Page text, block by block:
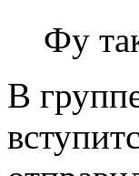
Фу
В